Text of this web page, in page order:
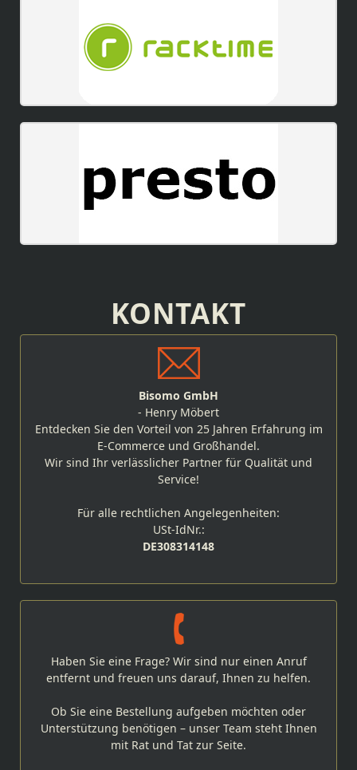
KONTAKT
Bisomo GmbH
- Henry Möbert
Entdecken Sie den Vorteil von 25 Jahren Erfahrung im
E-Commerce und Großhandel.
Wir sind Ihr verlässlicher Partner für Qualität und
Service!
Für alle rechtlichen Angelegenheiten:
USt-IdNr.:
DE308314148
Haben Sie eine Frage? Wir sind nur einen Anruf
entfernt und freuen uns darauf, Ihnen zu helfen.
Ob Sie eine Bestellung aufgeben möchten oder
Unterstützung benötigen – unser Team steht Ihnen
mit Rat und Tat zur Seite.